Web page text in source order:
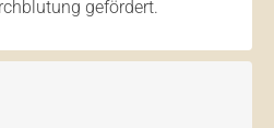
gefördert.